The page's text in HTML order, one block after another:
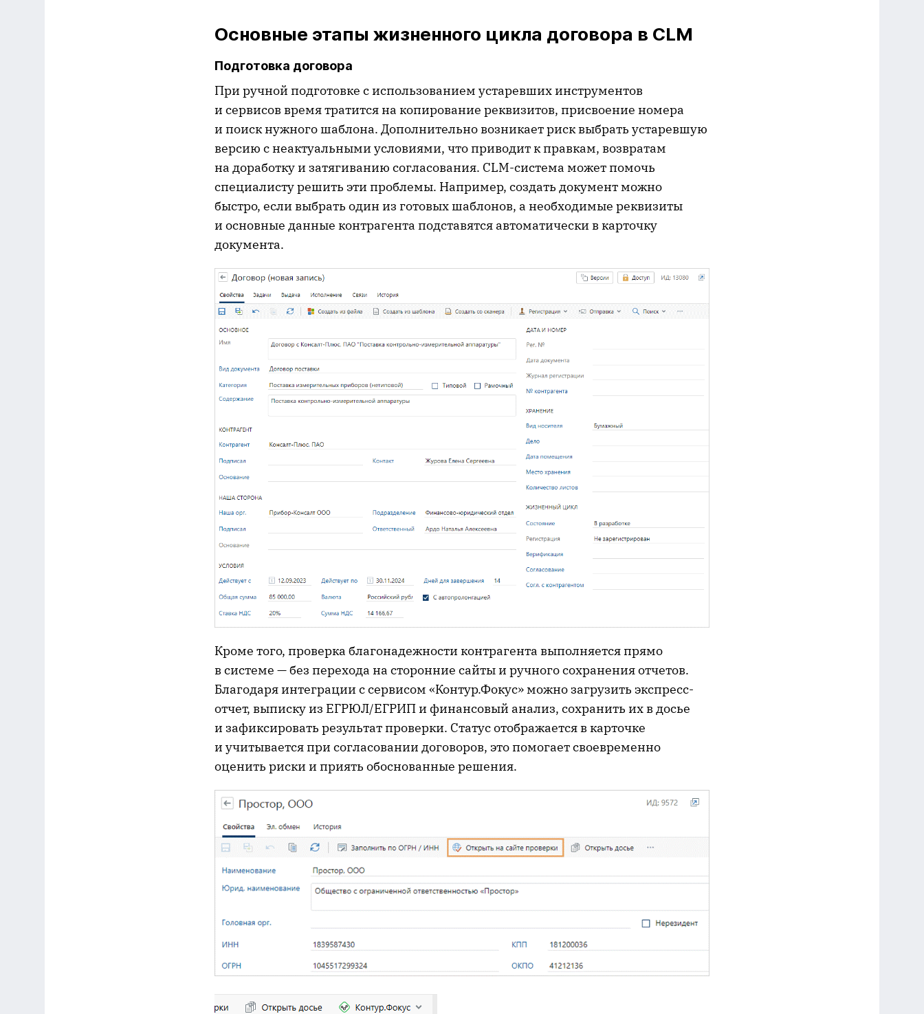
Основные этапы жизненного цикла договора в CLM
Подготовка договора
При ручной подготовке с использованием устаревших инструментов
и сервисов время тратится на копирование реквизитов, присвоение номера
и поиск нужного шаблона. Дополнительно возникает риск выбрать устаревшую
версию с неактуальными условиями, что приводит к правкам, возвратам
на доработку и затягиванию согласования. CLM-система может помочь
специалисту решить эти проблемы. Например, создать документ можно
быстро, если выбрать один из готовых шаблонов, а необходимые реквизиты
и основные данные контрагента подставятся автоматически в карточку
документа.
Кроме того, проверка благонадежности контрагента выполняется прямо
в системе — без перехода на сторонние сайты и ручного сохранения отчетов.
Благодаря интеграции с сервисом «Контур.Фокус» можно загрузить экспресс-
отчет, выписку из ЕГРЮЛ/ЕГРИП и финансовый анализ, сохранить их в досье
и зафиксировать результат проверки. Статус отображается в карточке
и учитывается при согласовании договоров, это помогает своевременно
оценить риски и приять обоснованные решения.